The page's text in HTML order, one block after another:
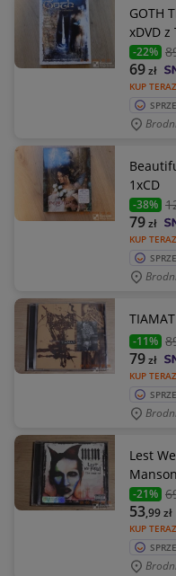
GOTH The Ultimate Collection 2
xDVD
-22%
KUP TERAZ
69zł
Beautiful
1xCD
-38%
KUP TERAZ
79zł
-11%
KUP TERAZ
79zł
Lest
-21%
KUP TERAZ
53,99zł